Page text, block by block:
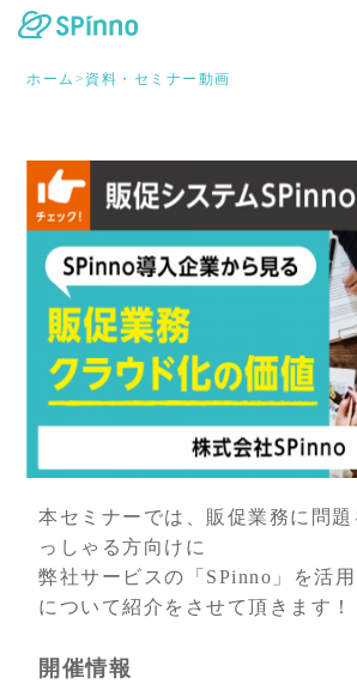
ホーム > 資料・セミナー動画
本セミナーでは、販促業務に問題
っしゃる方向けに
弊社サービスの「SPinno」を活
について紹介をさせて頂きます！
開催情報